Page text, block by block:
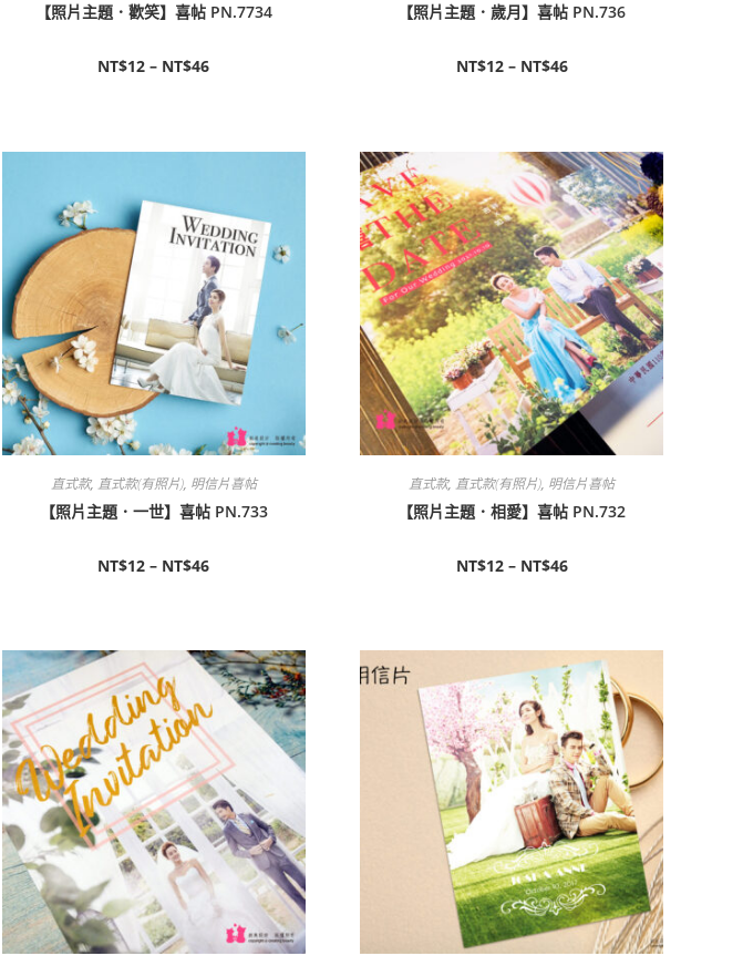
【照片主題．歡笑】喜帖 PN.7734
NT$12 – NT$46
【照片主題．歲月】喜帖 PN.736
NT$12– NT$46
直式款, 直式款(有照片), 明信片喜帖
【照片主題．一世】喜帖 PN.733
NT$12 – NT$46
直式款, 直式款(有照片), 明信片喜帖
【照片主題．相愛】喜帖 PN.732
NT$12– NT$46